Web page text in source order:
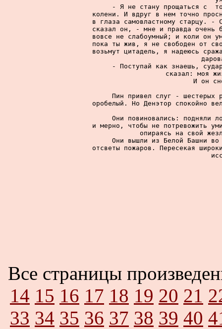
- Я не стану прощаться с
колени. И вдруг в нем точно
в глаза самовластному старцу. -
сказал он, - мне и правда очень
вовсе не слабоумный; и коли он
пока ты жив, я не свободен от
возьмут цитадель, я надеюсь
- Поступай как знаешь,
сказал: моя
И он
Пин привел слуг - шестерых
оробелый. Но Денэтор спокойно
Они повиновались: подняли
и мерно, чтобы не потревожить
опираясь на свой
Они вышли из Белой Башни
отсветы пожаров. Пересекая
Все страницы
14 15 16 17 18 19 20 21
33 34 35 36 37 38 39 40